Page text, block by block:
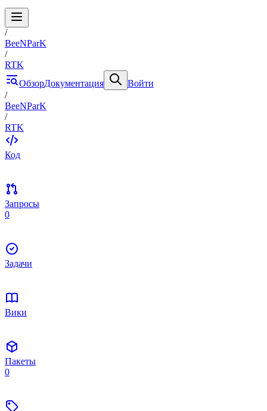
/
BeeNParK
/
RTK
ОбзорДокументация
Войти
/
BeeNParK
/
RTK
Код
Запросы
0
Задачи
Вики
Пакеты
0